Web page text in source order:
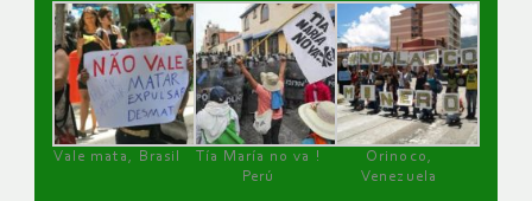
Vale mata, Brasil
Tía María no va !
Perú
Orinoco,
Venezuela